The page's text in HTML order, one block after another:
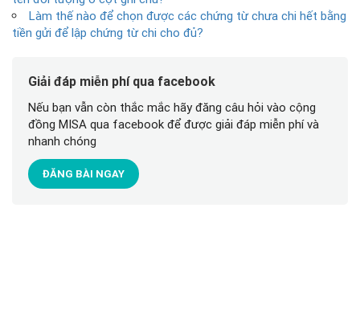
Làm thế nào để chọn được các chứng từ chưa chi hết bằng
tiền gửi để lập chứng từ chi cho đủ?
Giải đáp miễn phí qua facebook
Nếu bạn vẫn còn thắc mắc hãy đăng câu hỏi vào cộng
đồng MISA qua facebook để được giải đáp miễn phí và
nhanh chóng
ĐĂNG BÀI NGAY